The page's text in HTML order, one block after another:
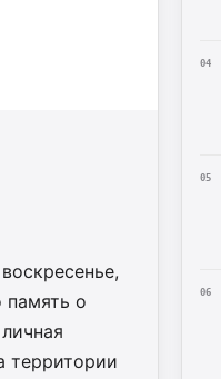
память о
территории
04
05
06